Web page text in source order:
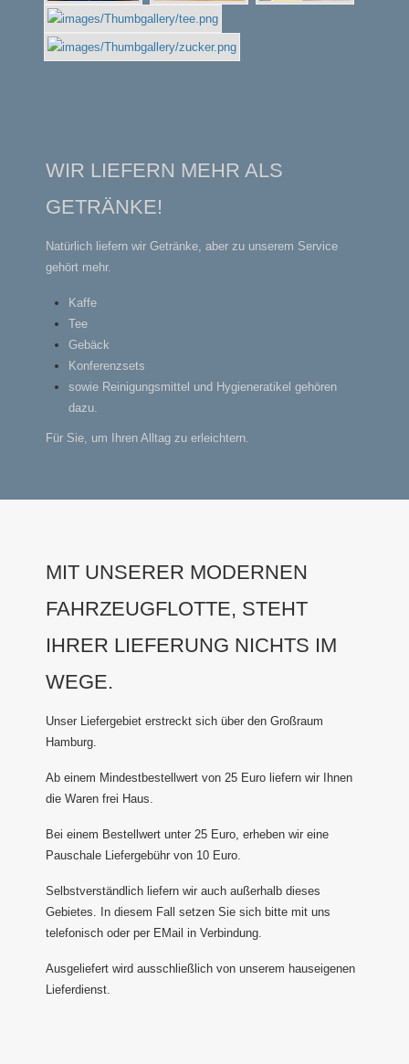
WIR LIEFERN MEHR ALS
GETRÄNKE!
Natürlich liefern wir Getränke, aber zu unserem Service
gehört mehr.
Kaffe
Tee
Gebäck
Konferenzsets
sowie Reinigungsmittel und Hygieneratikel gehören
dazu.
Für Sie, um Ihren Alltag zu erleichtern.
MIT UNSERER MODERNEN
FAHRZEUGFLOTTE, STEHT
IHRER LIEFERUNG NICHTS IM
WEGE.
Unser Liefergebiet erstreckt sich über den Großraum
Hamburg.
Ab einem Mindestbestellwert von 25 Euro liefern wir Ihnen
die Waren frei Haus.
Bei einem Bestellwert unter 25 Euro, erheben wir eine
Pauschale Liefergebühr von 10 Euro.
Selbstverständlich liefern wir auch außerhalb dieses
Gebietes. In diesem Fall setzen Sie sich bitte mit uns
telefonisch oder per EMail in Verbindung.
Ausgeliefert wird ausschließlich von unserem hauseigenen
Lieferdienst.